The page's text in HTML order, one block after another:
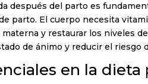
después del parto es
parto. El cuerpo necesita
y restaurar los niveles
de ánimo y reducir el riesgo
en la